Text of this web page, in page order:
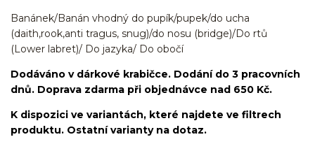
Banánek/Banán vhodný do pupík/pupek/do ucha
(daith,rook,anti tragus, snug)/do nosu (bridge)/Do rtů
(Lower labret)/ Do jazyka/ Do obočí
Dodáváno v dárkové krabičce. Dodání do 3 pracovních
dnů. Doprava zdarma při objednávce nad 650 Kč.
K dispozici ve variantách, které najdete ve filtrech
produktu. Ostatní varianty na dotaz.